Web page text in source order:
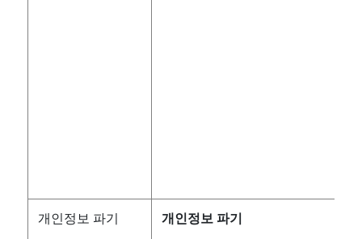
개인정보 파기 개인정보 파기